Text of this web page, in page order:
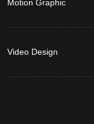
Motion Graphic
Video Design